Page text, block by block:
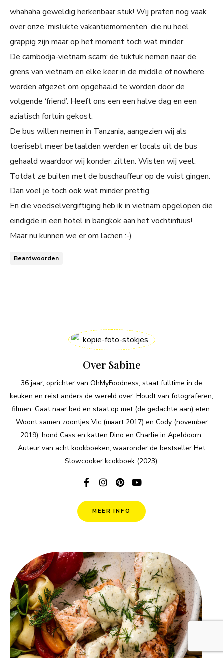
whahaha geweldig herkenbaar stuk! Wij praten nog vaak
over onze ‘mislukte vakantiemomenten’ die nu heel
grappig zijn maar op het moment toch wat minder
De cambodja-vietnam scam: de tuktuk nemen naar de
grens van vietnam en elke keer in de middle of nowhere
worden afgezet om opgehaald te worden door de
volgende ‘friend’. Heeft ons een een halve dag en een
aziatisch fortuin gekost.
De bus willen nemen in Tanzania, aangezien wij als
toerisebt meer betaalden werden er locals uit de bus
gehaald waardoor wij konden zitten. Wisten wij veel.
Totdat ze buiten met de buschauffeur op de vuist gingen.
Dan voel je toch ook wat minder prettig
En die voedselvergiftiging heb ik in vietnam opgelopen die
eindigde in een hotel in bangkok aan het vochtinfuus!
Maar nu kunnen we er om lachen :-)
Beantwoorden
Over Sabine
36 jaar, oprichter van OhMyFoodness, staat fulltime in de
keuken en reist anders de wereld over. Houdt van fotograferen,
filmen. Gaat naar bed en staat op met (de gedachte aan) eten.
Woont samen zoontjes Vic (maart 2017) en Cody (november
2019), hond Cass en katten Dino en Charlie in Apeldoorn.
Auteur van acht kookboeken, waaronder de bestseller Het
Slowcooker kookboek (2023).
MEER INFO